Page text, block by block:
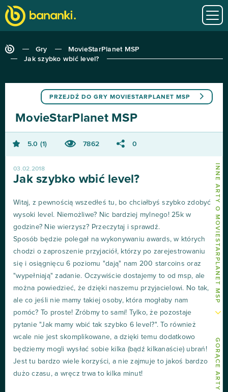
Gry
MovieStarPlanet MSP
Jak szybko wbić level?
INNE ARTY O MOVIESTARPLANET MSP
GORĄCE ARTY
PRZEJDŹ DO GRY MOVIESTARPLANET MSP
MovieStarPlanet MSP
5.0 1 7862 0
03.02.2018
Jak szybko wbić level?
Witaj, z pewnością wszedłeś tu, bo chciałbyś szybko zdobyć
wysoki level. Niemożliwe? Nic bardziej mylnego! 25k w
godzine? Nie wierzysz? Przeczytaj i sprawdź.
Sposób będzie polegał na wykonywaniu awards, w których
chodzi o zaproszenie przyjaciół, którzy po zarejestrowaniu
się i osiągnięcu 6 poziomu "dają" nam 200 starcoins oraz
"wypełniają" zadanie. Oczywiście dostajemy to od msp, ale
można powiedzieć, że dzięki naszemu przyjacielowi. No tak,
ale co jeśli nie mamy takiej osoby, która mogłaby nam
pomóc? To proste! Zróbmy to sami! Tylko, że pozostaje
pytanie "Jak mamy wbić tak szybko 6 level?". To również
wcale nie jest skomplikowane, a dzięki temu dodatkowo
będziemy mogli wysłać sobie kilka (bądź kilkanaście) ubrań!
Jest tu bardzo wiele korzyści, a nie zajmuje to jakoś bardzo
dużo czasu, a wręcz trwa to kilka minut!